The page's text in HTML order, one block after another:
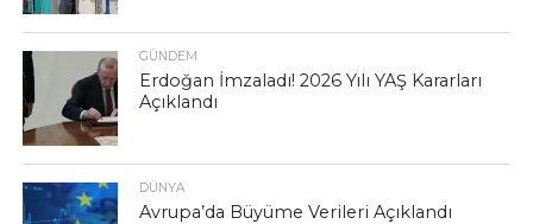
GÜNDEM
Erdoğan İmzaladı! 2026 Yılı YAŞ Kararları
Açıklandı
DÜNYA
Avrupa’da Büyüme Verileri Açıklandı